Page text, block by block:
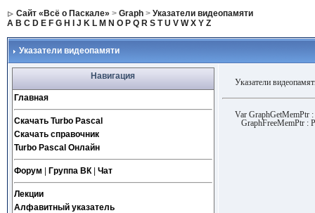
Сайт «Всё о Паскале» > Graph> Указатели видеопамяти
A B C D E F G H J K L M N O P Q R S T U V W X Y Z
Указатели видеопамяти
Навигация
Главная
Скачать Turbo Pascal
Скачать справочник
Turbo Pascal Онлайн
Форум Группа ВК| Чат
Лекции
Алфавитный указатель
Указатели
Var GraphGetMemPtr
GraphFreeMemPtr :